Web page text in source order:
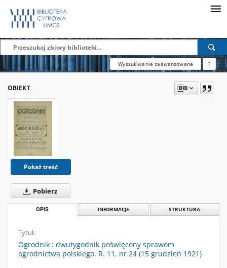
Wyszukiwanie zaawansowane ?
OBIEKT
Pokaż treść
Pobierz
OPIS INFORMACJE STRUKTURA
Tytuł:
Ogrodnik : dwutygodnik poświęcony sprawom
ogrodnictwa polskiego. R. 11, nr 24 (15 grudzień 1921)